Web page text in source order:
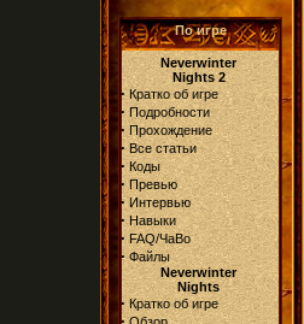
По игре
Neverwinter
Nights 2
· Кратко об игре
· Подробности
· Прохождение
· Все статьи
· Коды
· Превью
· Интервью
· Навыки
· FAQ/ЧаВо
· Файлы
Neverwinter
Nights
· Кратко об игре